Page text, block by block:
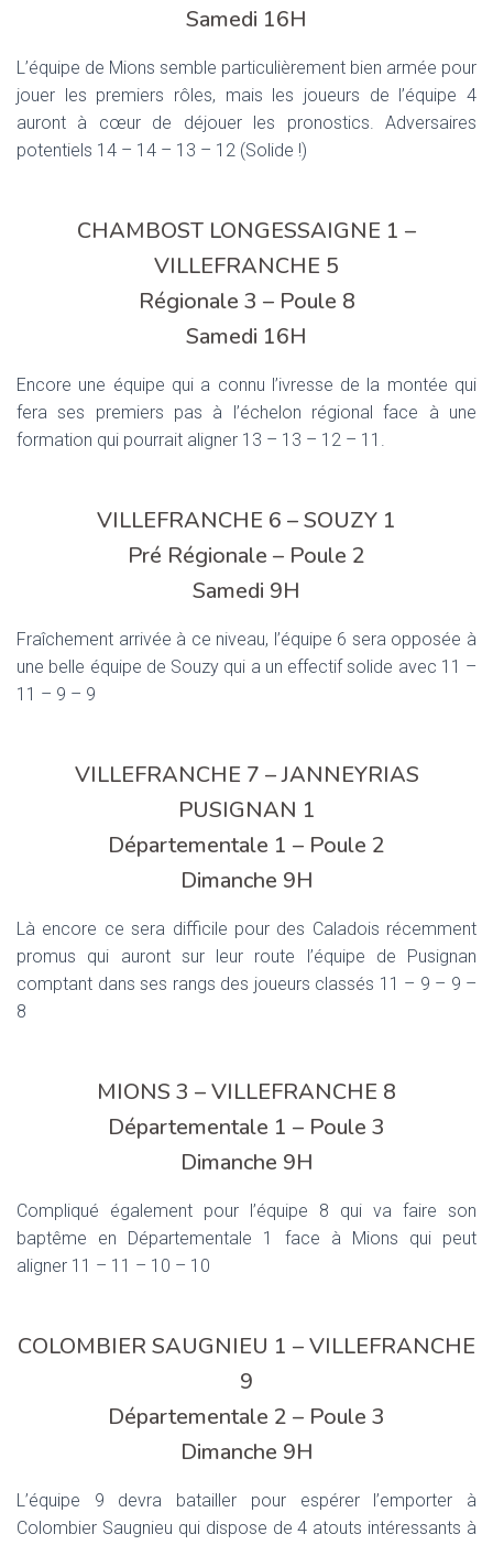
Samedi 16H
L’équipe de Mions semble particulièrement bien armée pour
jouer les premiers rôles, mais les joueurs de l’équipe 4
auront à cœur de déjouer les pronostics. Adversaires
potentiels 14 – 14 – 13 – 12 (Solide !)
CHAMBOST LONGESSAIGNE 1 –
VILLEFRANCHE 5
Régionale 3 – Poule 8
Samedi 16H
Encore une équipe qui a connu l’ivresse de la montée qui
fera ses premiers pas à l’échelon régional face à une
formation qui pourrait aligner 13 – 13 – 12 – 11.
VILLEFRANCHE 6 – SOUZY 1
Pré Régionale – Poule 2
Samedi 9H
Fraîchement arrivée à ce niveau, l’équipe 6 sera opposée à
une belle équipe de Souzy qui a un effectif solide avec 11 –
11 – 9 – 9
VILLEFRANCHE 7 – JANNEYRIAS
PUSIGNAN 1
Départementale 1 – Poule 2
Dimanche 9H
Là encore ce sera difficile pour des Caladois récemment
promus qui auront sur leur route l’équipe de Pusignan
comptant dans ses rangs des joueurs classés 11 – 9 – 9 –
8
MIONS 3 – VILLEFRANCHE 8
Départementale 1 – Poule 3
Dimanche 9H
Compliqué également pour l’équipe 8 qui va faire son
baptême en Départementale 1 face à Mions qui peut
aligner 11 – 11 – 10 – 10
COLOMBIER SAUGNIEU 1 – VILLEFRANCHE
9
Départementale 2 – Poule 3
Dimanche 9H
L’équipe 9 devra batailler pour espérer l’emporter à
Colombier Saugnieu qui dispose de 4 atouts intéressants à